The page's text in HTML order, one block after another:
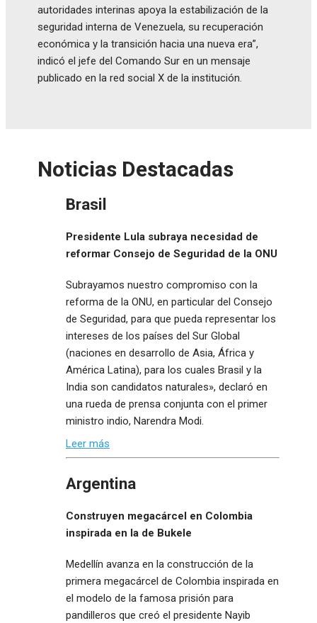
autoridades interinas apoya la estabilización de la
seguridad interna de Venezuela, su recuperación
económica y la transición hacia una nueva era”,
indicó el jefe del Comando Sur en un mensaje
publicado en la red social X de la institución.
Noticias Destacadas
Brasil
Presidente Lula subraya necesidad de
reformar Consejo de Seguridad de la ONU
Subrayamos nuestro compromiso con la
reforma de la ONU, en particular del Consejo
de Seguridad, para que pueda representar los
intereses de los países del Sur Global
(naciones en desarrollo de Asia, África y
América Latina), para los cuales Brasil y la
India son candidatos naturales», declaró en
una rueda de prensa conjunta con el primer
ministro indio, Narendra Modi.
Leer más
Argentina
Construyen megacárcel en Colombia
inspirada en la de Bukele
Medellín avanza en la construcción de la
primera megacárcel de Colombia inspirada en
el modelo de la famosa prisión para
pandilleros que creó el presidente Nayib